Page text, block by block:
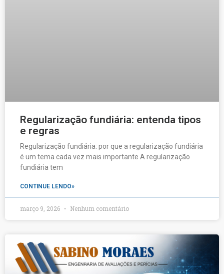
Regularização fundiária: entenda tipos
e regras
Regularização fundiária: por que a regularização fundiária
é um tema cada vez mais importante A regularização
fundiária tem
CONTINUE LENDO»
março 9, 2026 Nenhum comentário